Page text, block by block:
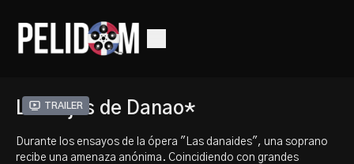
Trailer
Las hijas de Danao*
Durante los ensayos de la ópera "Las danaides", una soprano
recibe una amenaza anónima. Coincidiendo con grandes